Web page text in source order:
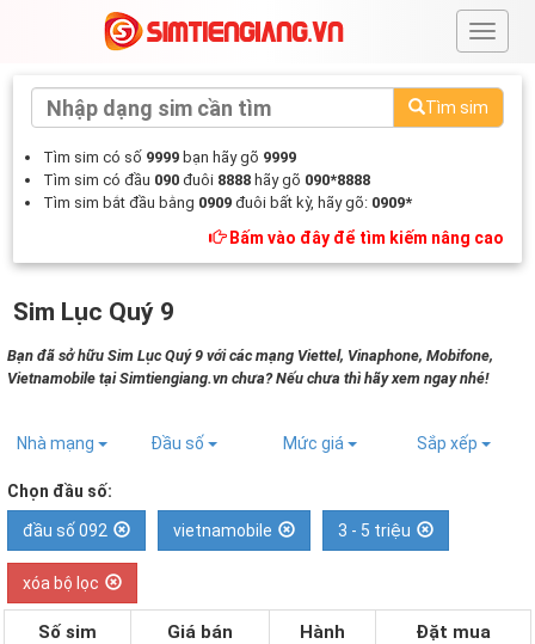
#
Tìm sim
Tìm sim có số 9999 bạn hãy gõ 9999
Tìm sim có đầu 090 đuôi 8888 hãy gõ 090*8888
Tìm sim bắt đầu bằng 0909 đuôi bất kỳ, hãy gõ: 0909*
Bấm vào đây để tìm kiếm nâng cao
Sim Lục Quý 9
Bạn đã sở hữu Sim Lục Quý 9 với các mạng Viettel, Vinaphone, Mobifone,
Vietnamobile tại Simtiengiang.vn chưa? Nếu chưa thì hãy xem ngay nhé!
Nhà mạng Đầu số Mức giá Sắp xếp
Chọn đầu số:
đầu số 092 vietnamobile 3 - 5 triệu
xóa bộ lọc
Số sim Giá bán Hành Đặt mua